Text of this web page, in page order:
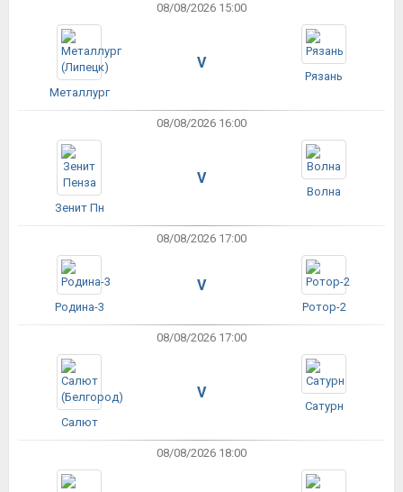
08/08/2026 15:00
Металлург
V
Рязань
08/08/2026 16:00
Зенит Пн
V
Волна
08/08/2026 17:00
Родина-3
V
Ротор-2
08/08/2026 17:00
Салют
V
Сатурн
08/08/2026 18:00